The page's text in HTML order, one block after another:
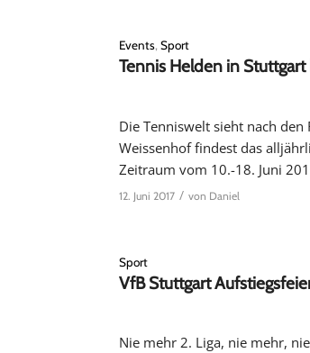
Events, Sport
Tennis Helden in
Die Tenniswelt sieht nach
Weissenhof findest das
Zeitraum vom 10.-18. Juni
12. Juni 2017 / von Daniel
Sport
VfB Stuttgart
Nie mehr 2. Liga, nie mehr,